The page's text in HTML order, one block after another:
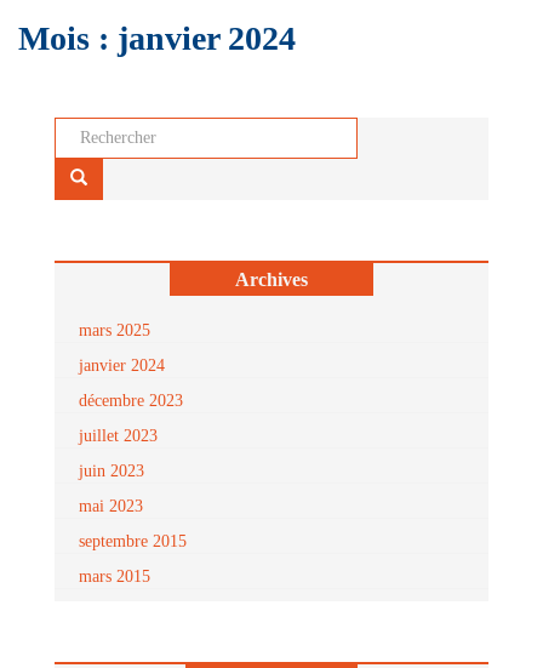
Mois : janvier 2024
Archives
mars 2025
janvier 2024
décembre 2023
juillet 2023
juin 2023
mai 2023
septembre 2015
mars 2015